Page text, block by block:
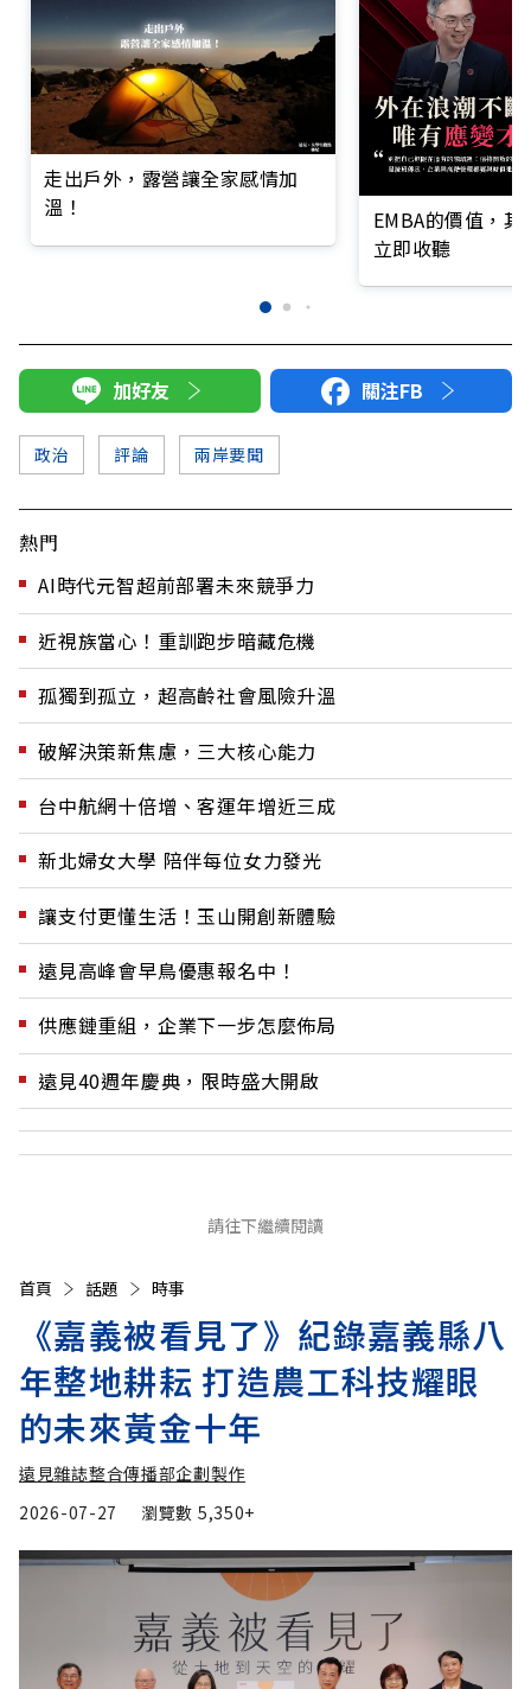
走出戶外，露營讓全家感情加
溫！
EMBA的價值，
立即收聽
加好友 關注FB
政治 評論 兩岸要聞
熱門
AI時代元智超前部署未來競爭力
近視族當心！重訓跑步暗藏危機
孤獨到孤立，超高齡社會風險升溫
破解決策新焦慮，三大核心能力
台中航網十倍增、客運年增近三成
新北婦女大學 陪伴每位女力發光
讓支付更懂生活！玉山開創新體驗
遠見高峰會早鳥優惠報名中！
供應鏈重組，企業下一步怎麼佈局
遠見40週年慶典，限時盛大開啟
請往下繼續閱讀
首頁 話題 時事
《嘉義被看見了》紀錄嘉義縣八
年整地耕耘 打造農工科技耀眼
的未來黃金十年
遠見雜誌整合傳播部企劃製作
2026-07-27
瀏覽數 5,350+